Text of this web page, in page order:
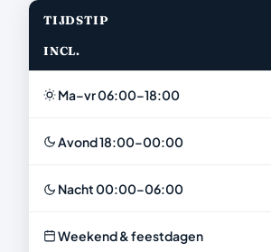
TIJDSTIP
INCL.
Ma–vr 06:00–18:00
Avond 18:00–00:00
Nacht 00:00–06:00
Weekend & feestdagen